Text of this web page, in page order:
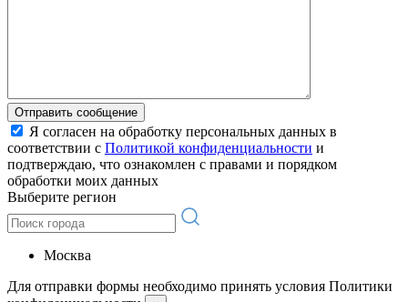
Отправить сообщение
Я согласен на обработку персональных данных в
соответствии с Политикой конфиденциальности и
подтверждаю, что ознакомлен с правами и порядком
обработки моих данных
Выберите регион
Москва
Для отправки формы необходимо принять условия Политики